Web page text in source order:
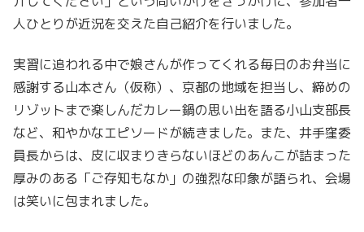
人ひとりが近況を交えた自己紹介を行いました。
実習に追われる中で娘さんが作ってくれる毎日のお弁当に
感謝する山本さん（仮称）、京都の地域を担当し、締めの
リゾットまで楽しんだカレー鍋の思い出を語る小山支部長
など、和やかなエピソードが続きました。また、井手窪委
員長からは、皮に収まりきらないほどのあんこが詰まった
厚みのある「ご存知もなか」の強烈な印象が語られ、会場
は笑いに包まれました。